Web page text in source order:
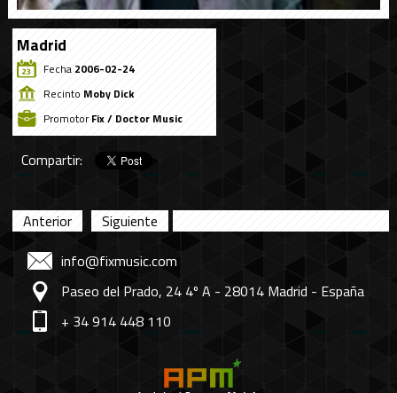
Madrid
Fecha 2006-02-24
Recinto Moby Dick
PromotorFix / Doctor Music
Compartir:
Anterior
Siguiente
info@fixmusic.com
Paseo del Prado, 24 4º A - 28014 Madrid - España
+ 34 914 448 110